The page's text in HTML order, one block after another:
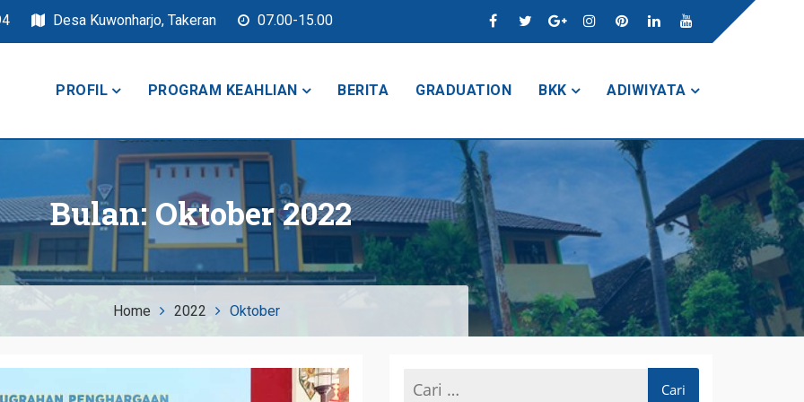
Desa Kuwonharjo, Takeran 07.00-15.00
PROFIL PROGRAM KEAHLIAN BERITA GRADUATION BKK ADIWIYATA
Bulan: Oktober 2022
Home 2022 Oktober